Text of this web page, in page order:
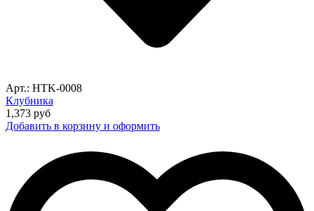
Арт.: HTK-0008
Клубника
1,373 руб
Добавить в корзину и оформить